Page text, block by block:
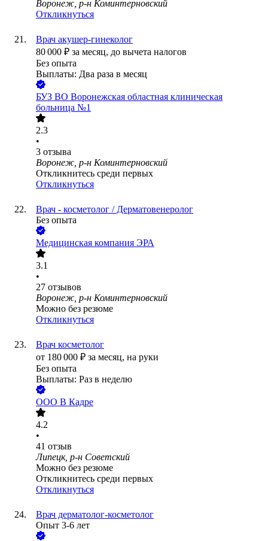
Воронеж, р-н Коминтерновский
Откликнуться
Врач акушер-гинеколог
80 000 ₽ за месяц, до вычета налогов
Без опыта
Выплаты: Два раза в месяц
БУЗ ВО Воронежская областная клиническая
больница №1
2.3
•
3 отзыва
Воронеж, р-н Коминтерновский
Откликнитесь среди первых
Откликнуться
Врач - косметолог / Дерматовенеролог
Без опыта
Медицинская компания ЭРА
3.1
•
27 отзывов
Воронеж, р-н Коминтерновский
Можно без резюме
Откликнуться
Врач косметолог
от 180 000 ₽ за месяц, на руки
Без опыта
Выплаты: Раз в неделю
ООО В Кадре
4.2
•
41 отзыв
Липецк, р-н Советский
Можно без резюме
Откликнитесь среди первых
Откликнуться
Врач дерматолог-косметолог
Опыт 3-6 лет